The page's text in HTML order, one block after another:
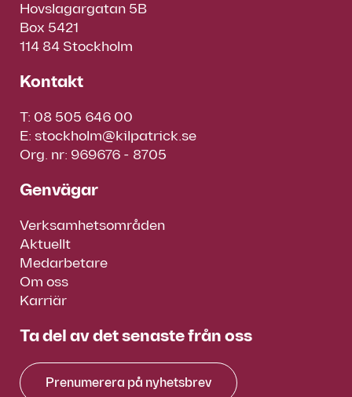
Hovslagargatan 5B
Box 5421
114 84 Stockholm
Kontakt
T: 08 505 646 00
E: stockholm@kilpatrick.se
Org. nr: 969676 - 8705
Genvägar
Verksamhetsområden
Aktuellt
Medarbetare
Om oss
Karriär
Ta del av det senaste från oss
Prenumerera på nyhetsbrev